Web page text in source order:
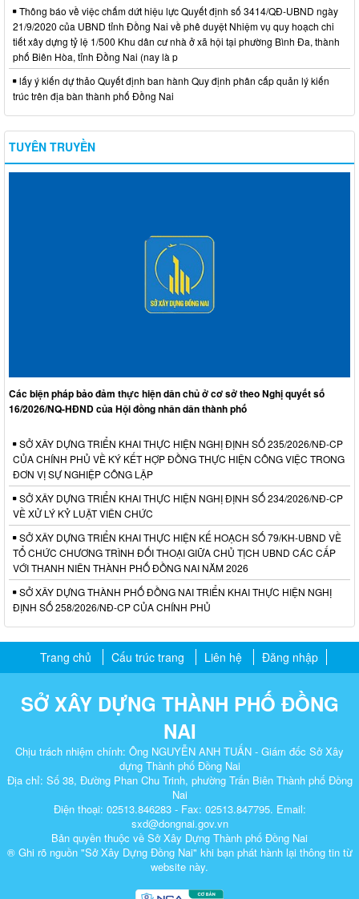
Thông báo về việc chấm dứt hiệu lực Quyết định số 3414/QĐ-UBND ngày
21/9/2020 của UBND tỉnh Đồng Nai về phê duyệt Nhiệm vụ quy hoạch chi
tiết xây dựng tỷ lệ 1/500 Khu dân cư nhà ở xã hội tại phường Bình Đa, thành
phố Biên Hòa, tỉnh Đồng Nai (nay là p
lấy ý kiến dự thảo Quyết định ban hành Quy định phân cấp quản lý kiến
trúc trên địa bàn thành phố Đồng Nai
TUYÊN TRUYỀN
Các biện pháp bảo đảm thực hiện dân chủ ở cơ sở theo Nghị quyết số
16/2026/NQ-HĐND của Hội đồng nhân dân thành phố
SỞ XÂY DỰNG TRIỂN KHAI THỰC HIỆN NGHỊ ĐỊNH SỐ 235/2026/NĐ-CP
CỦA CHÍNH PHỦ VỀ KÝ KẾT HỢP ĐỒNG THỰC HIỆN CÔNG VIỆC TRONG
ĐƠN VỊ SỰ NGHIỆP CÔNG LẬP
SỞ XÂY DỰNG TRIỂN KHAI THỰC HIỆN NGHỊ ĐỊNH SỐ 234/2026/NĐ-CP
VỀ XỬ LÝ KỶ LUẬT VIÊN CHỨC
SỞ XÂY DỰNG TRIỂN KHAI THỰC HIỆN KẾ HOẠCH SỐ 79/KH-UBND VỀ
TỔ CHỨC CHƯƠNG TRÌNH ĐỐI THOẠI GIỮA CHỦ TỊCH UBND CÁC CẤP
VỚI THANH NIÊN THÀNH PHỐ ĐỒNG NAI NĂM 2026
SỞ XÂY DỰNG THÀNH PHỐ ĐỒNG NAI TRIỂN KHAI THỰC HIỆN NGHỊ
ĐỊNH SỐ 258/2026/NĐ-CP CỦA CHÍNH PHỦ
Trang chủ Cấu trúc trang Liên hệ Đăng nhập
SỞ XÂY DỰNG THÀNH PHỐ ĐỒNG
NAI
Chịu trách nhiệm chính: Ông NGUYỄN ANH TUẤN - Giám đốc Sở Xây
dựng Thành phố Đồng Nai
Địa chỉ: Số 38, Đường Phan Chu Trinh, phường Trấn Biên Thành phố Đồng
Nai
Điện thoại: 02513.846283 - Fax: 02513.847795. Email:
sxd@dongnai.gov.vn
Bản quyền thuộc về Sở Xây Dựng Thành phố Đồng Nai
® Ghi rõ nguồn "Sở Xây Dựng Đồng Nai" khi bạn phát hành lại thông tin từ
website này.​